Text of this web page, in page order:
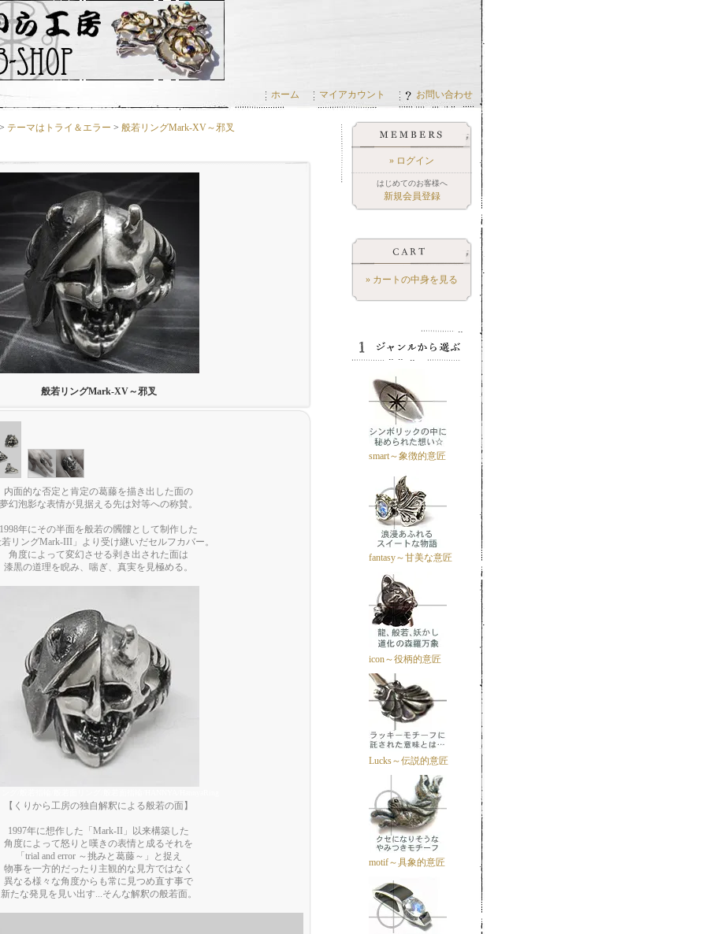
ホーム マイアカウント お問い合わせ
テーマはトライ＆エラー > 般若リングMark-XV～邪叉
般若リングMark-XV～邪叉
内面的な否定と肯定の葛藤を描き出した面の
夢幻泡影な表情が見据える先は対等への称賛。
1998年にその半面を般若の髑髏として制作した
リングMark-III」より受け継いだセルフカバー。
角度によって変幻させる剥き出された面は
漆黒の道理を睨み、喘ぎ、真実を見極める。
【くりから工房の独自解釈による般若の面】
1997年に想作した「Mark-II」以来構築した
角度によって怒りと嘆きの表情と成るそれを
「trial and error ～挑みと葛藤～」と捉え
物事を一方的だったり主観的な見方ではなく
異なる様々な角度からも常に見つめ直す事で
新たな発見を見い出す...そんな解釈の般若面。
» ログイン
はじめてのお客様へ
新規会員登録
» カートの中身を見る
smart～象徴的意匠
fantasy～甘美な意匠
icon～役柄的意匠
Lucks～伝説的意匠
motif～具象的意匠